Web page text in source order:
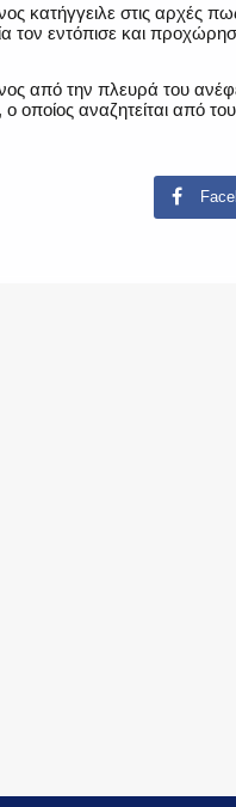
κατήγγειλε στις αρχές
τον εντόπισε και
από την πλευρά του
οποίος αναζητείται από